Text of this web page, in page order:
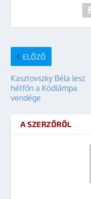
ELŐZŐ
Kasztovszky Béla lesz
hétfőn a Ködlámpa
vendége
A SZERZŐRŐL